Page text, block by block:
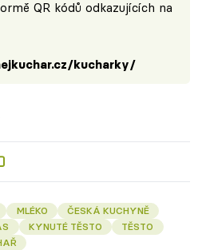
QR kódů odkazujících na
kucharky/
MLÉKO
ČESKÁ KUCHYNĚ
KYNUTÉ TĚSTO
TĚSTO